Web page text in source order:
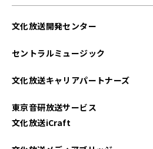
文化放送開発センター
セントラルミュージック
文化放送キャリアパートナーズ
東京音研放送サービス
文化放送iCraft